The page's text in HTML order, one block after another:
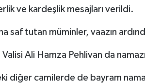
ve kardeşlik mesajları verildi.
saf tutan müminler, vaazın
Ali Hamza Pehlivan da
diğer camilerde de bayram